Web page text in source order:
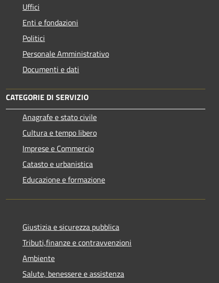
Uffici
Enti e fondazioni
Politici
Personale Amministrativo
Documenti e dati
CATEGORIE DI SERVIZIO
Anagrafe e stato civile
Cultura e tempo libero
Imprese e Commercio
Catasto e urbanistica
Educazione e formazione
Giustizia e sicurezza pubblica
Tributi,finanze e contravvenzioni
Ambiente
Salute, benessere e assistenza